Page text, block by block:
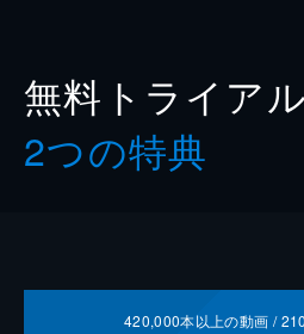
無料トライア
2つの特典
420,000本以上の動画 /210